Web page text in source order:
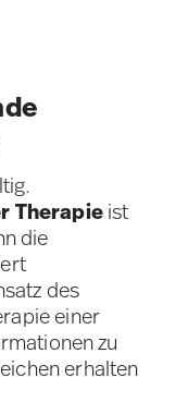
Therapieist
die
des
einer
zu
erhalten